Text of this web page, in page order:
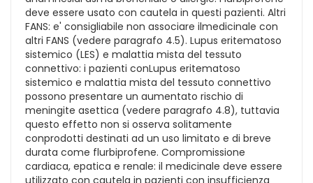
deve essere usato con cautela in questi pazienti. Altri
FANS: e' consigliabile non associare ilmedicinale con
altri FANS (vedere paragrafo 4.5). Lupus eritematoso
sistemico (LES) e malattia mista del tessuto
connettivo: i pazienti conLupus eritematoso
sistemico e malattia mista del tessuto connettivo
possono presentare un aumentato rischio di
meningite asettica (vedere paragrafo 4.8), tuttavia
questo effetto non si osserva solitamente
conprodotti destinati ad un uso limitato e di breve
durata come flurbiprofene. Compromissione
cardiaca, epatica e renale: il medicinale deve essere
utilizzato con cautela in pazienti con insufficienza